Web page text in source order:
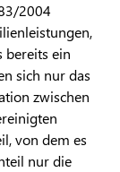
2004
bereits ein
sich nur das
zwischen
von dem es
nur die